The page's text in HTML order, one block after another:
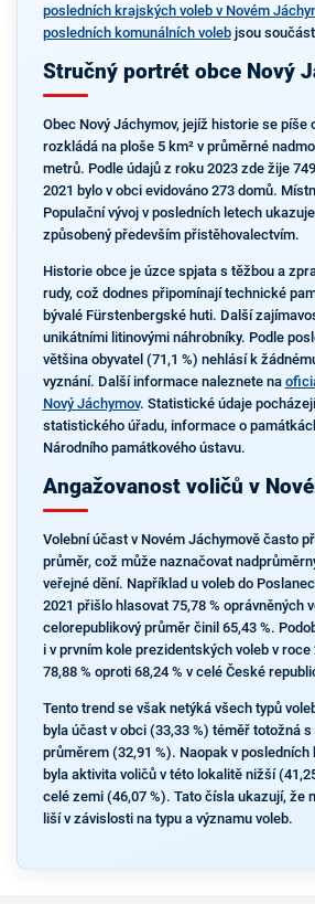
posledních krajských voleb v Novém
posledních komunálních volebjsou
Stručný portrét obce Nový
Obec Nový Jáchymov, jejíž historie se píše
rozkládá na ploše 5 km² v průměrné
metrů. Podle údajů z roku 2023 zde žije
2021 bylo v obci evidováno 273 domů.
Populační vývoj v posledních letech
způsobený především přistěhovalectvím.
Historie obce je úzce spjata s těžbou a
rudy, což dodnes připomínají technické
bývalé Fürstenbergské huti. Další
unikátními litinovými náhrobníky. Podle
většina obyvatel (71,1 %) nehlásí k
vyznání. Další informace naleznete na
Nový Jáchymov. Statistické údaje
statistického úřadu, informace o
Národního památkového ústavu.
Angažovanost voličů v
Volební účast v Novém Jáchymově často
průměr, což může naznačovat
veřejné dění. Například u voleb do
2021 přišlo hlasovat 75,78 % oprávněných
celorepublikový průměr činil 65,43 %.
i v prvním kole prezidentských voleb v roce
78,88 % oproti 68,24 % v celé České
Tento trend se však netýká všech typů
byla účast v obci (33,33 %) téměř totožná
průměrem (32,91 %). Naopak v
byla aktivita voličů v této lokalitě nižší
celé zemi (46,07 %). Tato čísla ukazují, že
liší v závislosti na typu a významu voleb.